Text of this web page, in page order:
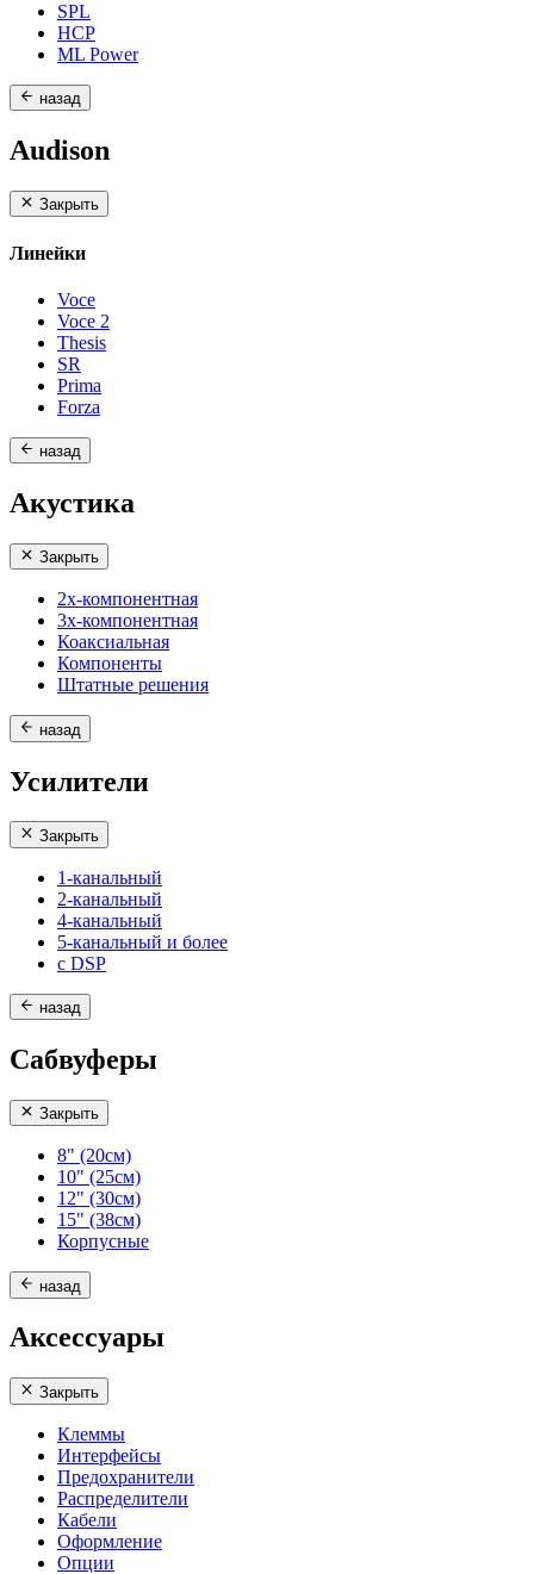
SPL
HCP
ML Power
назад
Audison
Закрыть
Линейки
Voce
Voce 2
Thesis
SR
Prima
Forza
назад
Акустика
Закрыть
2х-компонентная
3х-компонентная
Коаксиальная
Компоненты
Штатные решения
назад
Усилители
Закрыть
1-канальный
2-канальный
4-канальный
5-канальный и более
с DSP
назад
Сабвуферы
Закрыть
8" (20см)
10" (25см)
12" (30см)
15" (38см)
Корпусные
назад
Аксессуары
Закрыть
Клеммы
Интерфейсы
Предохранители
Распределители
Кабели
Оформление
Опции